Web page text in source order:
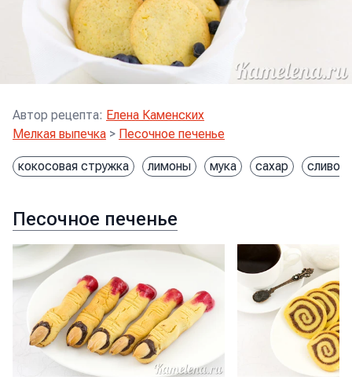
Автор рецепта: Елена Каменских
Мелкая выпечка > Песочное печенье
кокосовая стружка лимоны мука сахар
Песочное печенье